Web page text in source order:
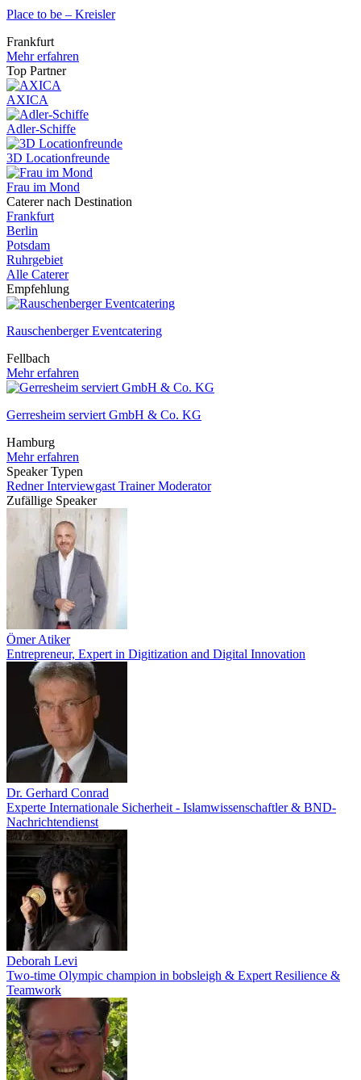
Place to be – Kreisler
Frankfurt
Mehr erfahren
Top Partner
AXICA
Adler-Schiffe
3D Locationfreunde
Frau im Mond
Caterer nach Destination
Frankfurt
Berlin
Potsdam
Ruhrgebiet
Alle Caterer
Empfehlung
Rauschenberger Eventcatering
Fellbach
Mehr erfahren
Gerresheim serviert GmbH & Co. KG
Hamburg
Mehr erfahren
Speaker Typen
RednerInterviewgast TrainerModerator
Zufällige Speaker
Ömer Atiker
Entrepreneur, Expert in Digitization and Digital Innovation
Dr. Gerhard Conrad
Experte Internationale Sicherheit - Islamwissenschaftler & BND-
Nachrichtendienst
Deborah Levi
Two-time Olympic champion in bobsleigh & Expert Resilience &
Teamwork